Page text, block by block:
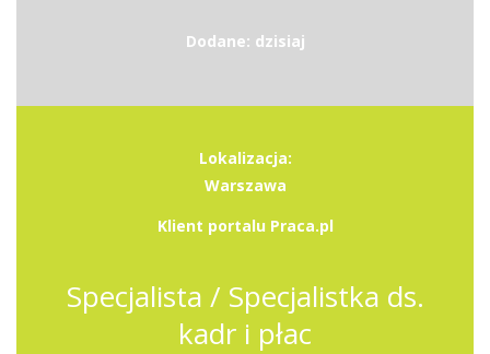
Dodane: dzisiaj
Lokalizacja:
Warszawa
Klient portalu Praca.pl
Specjalista / Specjalistka ds.
kadr i płac